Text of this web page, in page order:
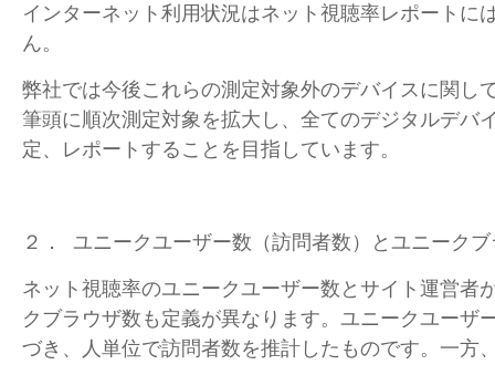
インターネット利用状況はネット視聴率レポートに
ん。
弊社では今後これらの測定対象外のデバイスに関し
筆頭に順次測定対象を拡大し、全てのデジタルデバ
定、レポートすることを目指しています。
２． ユニークユーザー数（訪問者数）とユニーク
ネット視聴率のユニークユーザー数とサイト運営者
クブラウザ数も定義が異なります。ユニークユーザ
づき、人単位で訪問者数を推計したものです。一方